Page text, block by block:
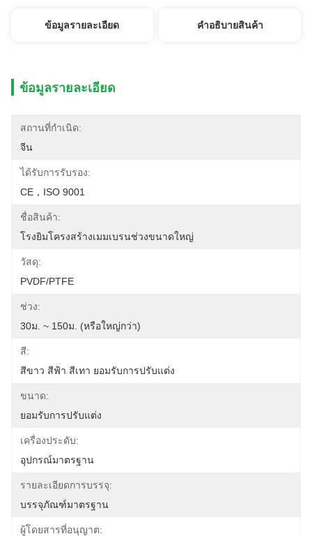
ข้อมูลรายละเอียด คําอธิบายสินค้า
ข้อมูลรายละเอียด
สถานที่กำเนิด:
จีน
ได้รับการรับรอง:
CE，ISO 9001
ชื่อสินค้า:
โรงยิมโครงสร้างเมมเบรนช่วงขนาดใหญ่
วัสดุ:
PVDF/PTFE
ช่วง:
30ม. ~ 150ม. (หรือใหญ่กว่า)
สี:
สีขาว สีฟ้า สีเทา ยอมรับการปรับแต่ง
ขนาด:
ยอมรับการปรับแต่ง
เครื่องประดับ:
อุปกรณ์มาตรฐาน
รายละเอียดการบรรจุ:
บรรจุภัณฑ์มาตรฐาน
ผู้โดยสารที่อนุญาต: